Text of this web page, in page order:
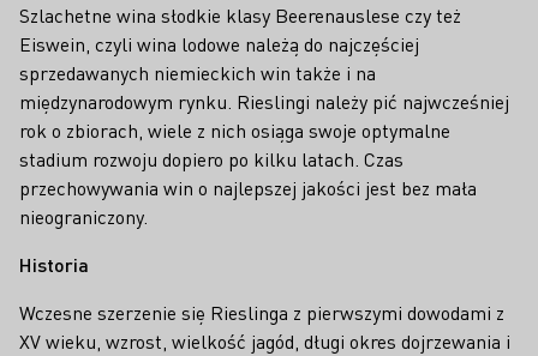
Szlachetne wina słodkie klasy Beerenauslese czy też
Eiswein, czyli wina lodowe należą do najczęściej
sprzedawanych niemieckich win także i na
międzynarodowym rynku. Rieslingi należy pić najwcześniej
rok o zbiorach, wiele z nich osiąga swoje optymalne
stadium rozwoju dopiero po kilku latach. Czas
przechowywania win o najlepszej jakości jest bez mała
nieograniczony.
Historia
Wczesne szerzenie się Rieslinga z pierwszymi dowodami z
XV wieku, wzrost, wielkość jagód, długi okres dojrzewania i